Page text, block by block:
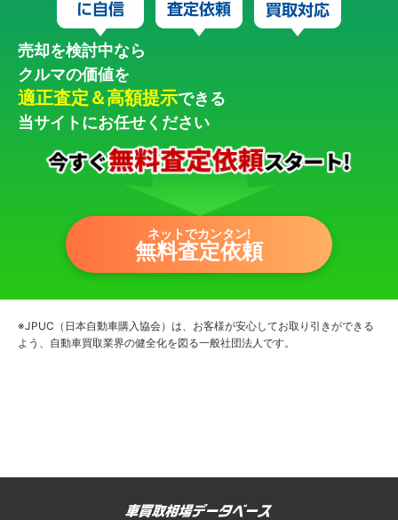
売却を検討中なら
クルマの価値を
適正査定＆高額提示できる
当サイトにお任せください
ネットでカンタン!
無料査定依頼
※JPUC（日本自動車購入協会）は、お客様が安心してお取り引きができる
よう、自動車買取業界の健全化を図る一般社団法人です。